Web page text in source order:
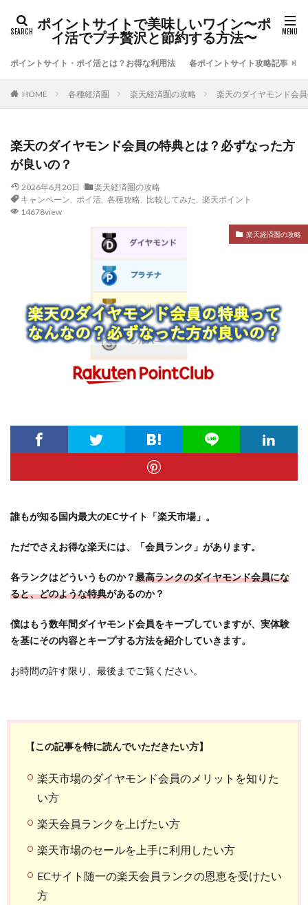
ポイントサイトで美味しいワイン〜ポ
イ活でプチ贅沢と節約する方法〜
ポイントサイト・ポイ活とは？お得な利用法 各ポイントサイト攻略記事
HOME 各種経済圏 楽天経済圏の攻略 楽天のダイヤモンド会
楽天のダイヤモンド会員の特典とは？必ずなった方
が良いの？
2026年6月20日
楽天経済圏の攻略
キャンペーン
ポイ活, 各種攻略, 比較してみた
楽天ポイント
14678view
楽天経済圏の攻略
誰もが知る国内最大のECサイト「楽天市場」。
ただでさえお得な楽天には、「会員ランク」があります。
各ランクはどういうものか？最高ランクのダイヤモンド会員にな
ると、どのような特典があるのか？
僕はもう数年間ダイヤモンド会員をキープしていますが、実体験
を基にその内容とキープする方法を紹介していきます。
お時間の許す限り、最後までご覧ください。
【この記事を特に読んでいただきたい方】
楽天市場のダイヤモンド会員のメリットを知りた
い方
楽天会員ランクを上げたい方
楽天市場のセールを上手に利用したい方
ECサイト随一の楽天会員ランクの恩恵を受けたい
方